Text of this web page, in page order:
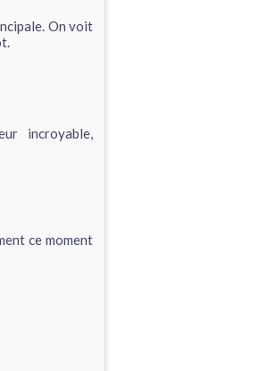
On voit
incroyable,
ce moment